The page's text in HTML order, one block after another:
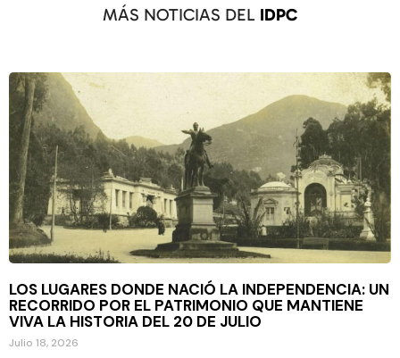
MÁS NOTICIAS DEL IDPC
LOS LUGARES DONDE NACIÓ LA INDEPENDENCIA: UN
RECORRIDO POR EL PATRIMONIO QUE MANTIENE
VIVA LA HISTORIA DEL 20 DE JULIO
Julio 18, 2026